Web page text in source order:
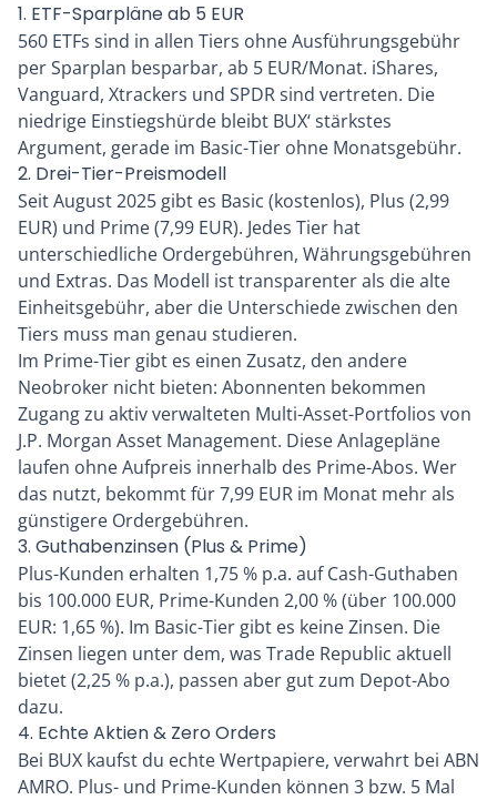
1. ETF-Sparpläne ab 5 EUR
560 ETFs sind in allen Tiers ohne Ausführungsgebühr
per Sparplan besparbar, ab 5 EUR/Monat. iShares,
Vanguard, Xtrackers und SPDR sind vertreten. Die
niedrige Einstiegshürde bleibt BUX‘ stärkstes
Argument, gerade im Basic-Tier ohne Monatsgebühr.
2. Drei-Tier-Preismodell
Seit August 2025 gibt es Basic (kostenlos), Plus (2,99
EUR) und Prime (7,99 EUR). Jedes Tier hat
unterschiedliche Ordergebühren, Währungsgebühren
und Extras. Das Modell ist transparenter als die alte
Einheitsgebühr, aber die Unterschiede zwischen den
Tiers muss man genau studieren.
Im Prime-Tier gibt es einen Zusatz, den andere
Neobroker nicht bieten: Abonnenten bekommen
Zugang zu aktiv verwalteten Multi-Asset-Portfolios von
J.P. Morgan Asset Management. Diese Anlagepläne
laufen ohne Aufpreis innerhalb des Prime-Abos. Wer
das nutzt, bekommt für 7,99 EUR im Monat mehr als
günstigere Ordergebühren.
3. Guthabenzinsen (Plus & Prime)
Plus-Kunden erhalten 1,75 % p.a. auf Cash-Guthaben
bis 100.000 EUR, Prime-Kunden 2,00 % (über 100.000
EUR: 1,65 %). Im Basic-Tier gibt es keine Zinsen. Die
Zinsen liegen unter dem, was Trade Republic aktuell
bietet (2,25 % p.a.), passen aber gut zum Depot-Abo
dazu.
4. Echte Aktien & Zero Orders
Bei BUX kaufst du echte Wertpapiere, verwahrt bei ABN
AMRO. Plus- und Prime-Kunden können 3 bzw. 5 Mal